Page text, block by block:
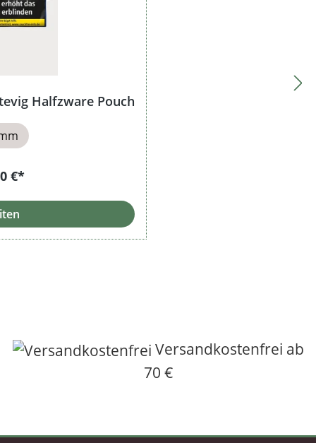
Halfzware Pouch
€*
Versandkostenfrei ab
70 €